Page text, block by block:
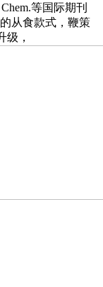
等国际期刊
从食款式，鞭策
级，